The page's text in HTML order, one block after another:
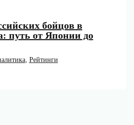
бойцов в
путь от Японии до
, Рейтинги